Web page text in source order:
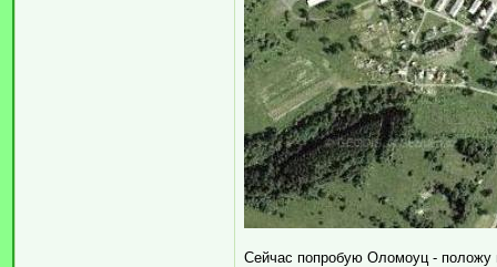
Сейчас попробую Оломоуц - положу